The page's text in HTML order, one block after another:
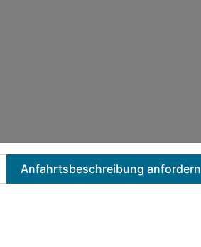
Anfahrtsbeschreibung anfordern